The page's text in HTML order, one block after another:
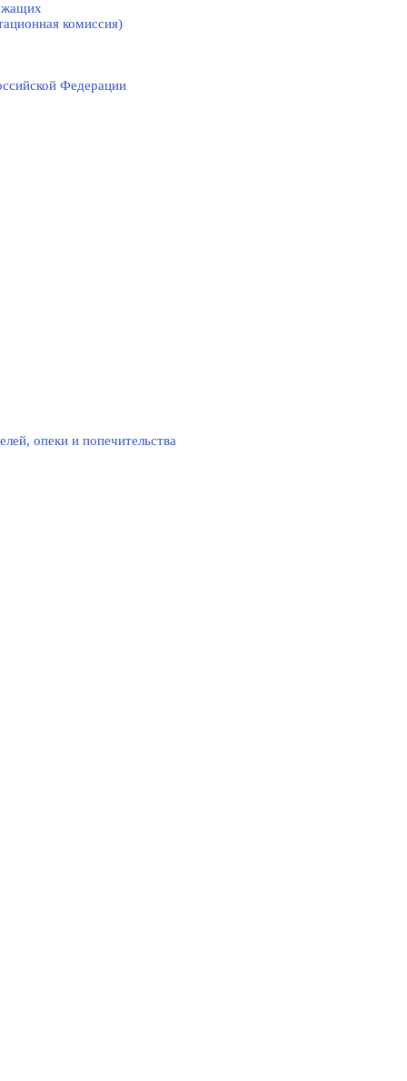
комиссия)
Федерации
опеки и попечительства